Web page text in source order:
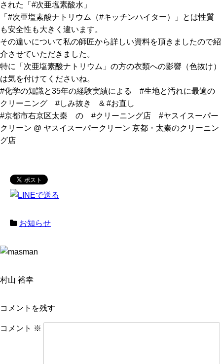
された「#次亜塩素酸水」
「#次亜塩素酸ナトリウム（#キッチンハイター）」とは性質
も安全性も大きく違います。
その違いについて私の師匠から詳しい資料を頂きましたので紹
介させていただきました。
特に「次亜塩素酸ナトリウム」の方の衣類への影響（色抜け）
は気を付けてくださいね。
#化学の知識と35年の経験実績による #生地と汚れに最適の
クリーニング #しみ抜き & #お直し
#京都市右京区太秦 の #クリーニング店 #ヤスイスーパー
クリーン @ ヤスイスーパークリーン 京都・太秦のクリーニン
グ店
お知らせ
村山 裕幸
コメントを残す
コメント ※